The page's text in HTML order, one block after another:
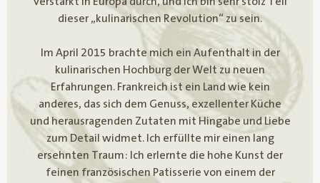
dieser „kulinarischen Revolution“ zu sein.
Im April 2015 brachte mich ein Aufenthalt in der
kulinarischen Hochburg der Welt zu neuen
Erfahrungen. Frankreich ist ein Land wie kein
anderes, das sich dem Genuss, exzellenter Küche
und herausragenden Zutaten mit Hingabe und Liebe
zum Detail widmet. Ich erfüllte mir einen lang
ersehnten Traum: Ich erlernte die hohe Kunst der
feinen französischen Patisserie von einem der